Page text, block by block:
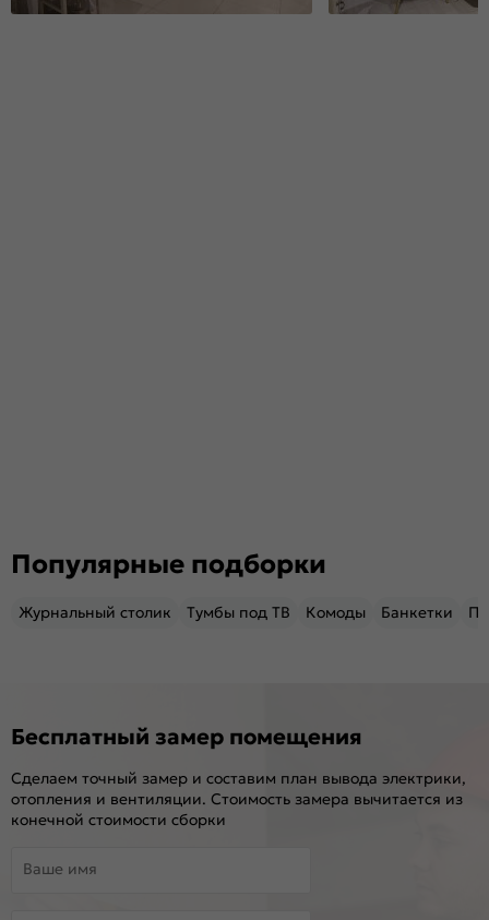
Популярные подборки
Журнальный столик Тумбы под ТВ Комоды Банкетки
Бесплатный замер помещения
Сделаем точный замер и составим план вывода электрики,
отопления и вентиляции. Стоимость замера вычитается из
конечной стоимости сборки
Ваше имя